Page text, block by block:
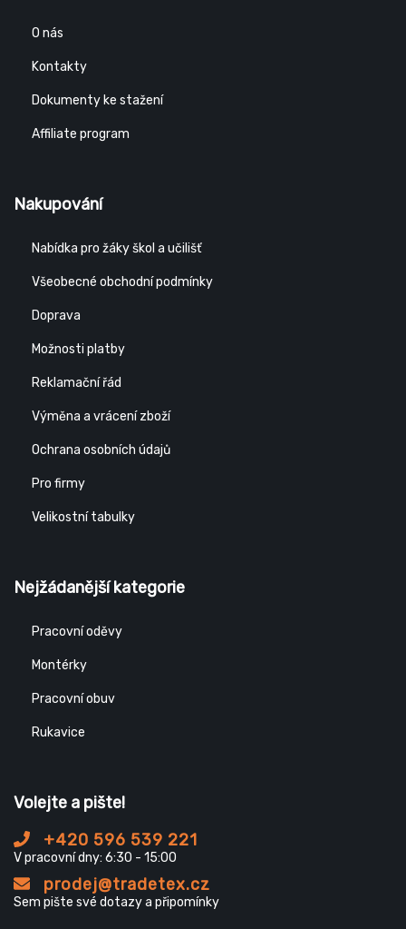
O nás
Kontakty
Dokumenty ke stažení
Affiliate program
Nakupování
Nabídka pro žáky škol a učilišť
Všeobecné obchodní podmínky
Doprava
Možnosti platby
Reklamační řád
Výměna a vrácení zboží
Ochrana osobních údajů
Pro firmy
Velikostní tabulky
Nejžádanější kategorie
Pracovní oděvy
Montérky
Pracovní obuv
Rukavice
Volejte a pište!
+420 596 539 221
V pracovní dny: 6:30 - 15:00
prodej@tradetex.cz
Sem pište své dotazy a připomínky